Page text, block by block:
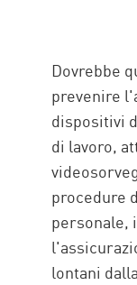
Dovrebbe
prevenire
dispositivi
di lavoro,
procedure
personale,
lontani